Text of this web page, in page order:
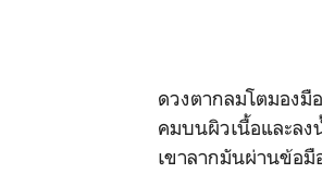
ดวงตากลมโตมองมื
คมบนผิวเนื้อและล
เขาลากมันผ่านข้อ